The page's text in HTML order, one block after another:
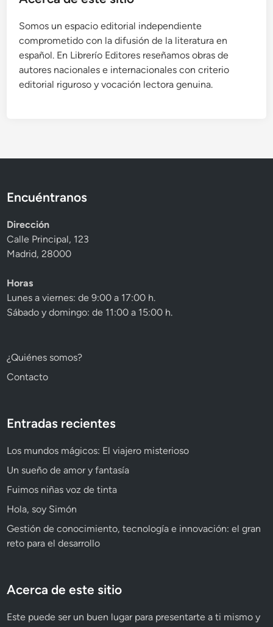
Somos un espacio editorial independiente
comprometido con la difusión de la literatura en
español. En Librerío Editores reseñamos obras de
autores nacionales e internacionales con criterio
editorial riguroso y vocación lectora genuina.
Encuéntranos
Dirección
Calle Principal, 123
Madrid, 28000
Horas
Lunes a viernes: de 9:00 a 17:00 h.
Sábado y domingo: de 11:00 a 15:00 h.
¿Quiénes somos?
Contacto
Entradas recientes
Los mundos mágicos: El viajero misterioso
Un sueño de amor y fantasía
Fuimos niñas voz de tinta
Hola, soy Simón
Gestión de conocimiento, tecnología e innovación: el gran
reto para el desarrollo
Acerca de este sitio
Este puede ser un buen lugar para presentarte a ti mismo y